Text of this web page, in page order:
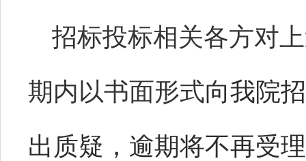
招标投标相关各方对
期内以书面形式向我院
出质疑，逾期将不再受理